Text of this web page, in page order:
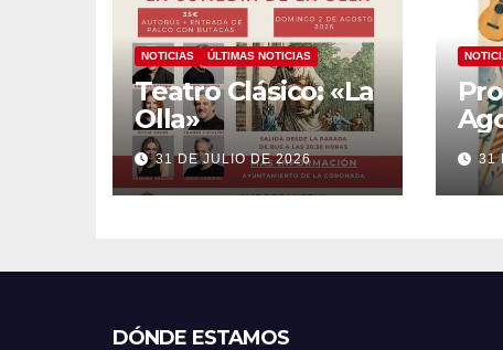
NOTICIAS ÚLTIMAS NOTICIAS
Teatro Clásico: «La
Olla»
31 DE JULIO DE 2026 31
DÓNDE ESTAMOS